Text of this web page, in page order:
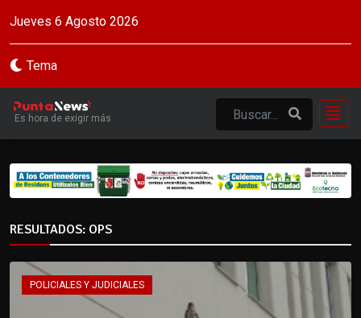
Jueves 6 Agosto 2026
Tema
Es hora de exigir más
RESULTADOS: OPS
POLICIALES Y JUDICIALES